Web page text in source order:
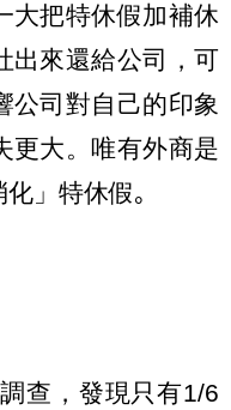
大把特休假加補休
出來還給公司，可
公司對自己的印象
更大。唯有外商是
」特休假｡
查，發現只有1/6